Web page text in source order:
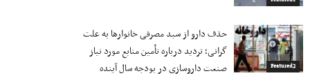
Featured2
حذف دارو از سبد مصرفی خانوارها به‌ علت
گرانی؛ تردید درباره تأمین منابع مورد نیاز
صنعت داروسازی در بودجه سال آینده